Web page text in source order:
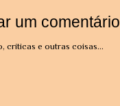
um comentário
críticas e outras coisas...